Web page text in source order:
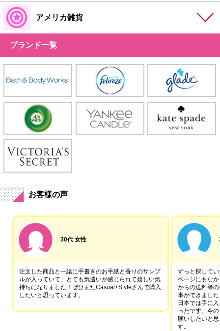
アメリカ雑貨
ブランド一覧
お客様の声
30代 女性
注文した商品と一緒に手書きのお手紙と香りのサンプ
ルが入っていて、とても気遣いが感じられて嬉しい気
持ちになりました！ぜひまたCasual+Styleさんで購入
したいと思っています。
ずっと探して
ページにもな
からの送料等
事ができました
日本では手に
ったです。今
願いしたいと
す。